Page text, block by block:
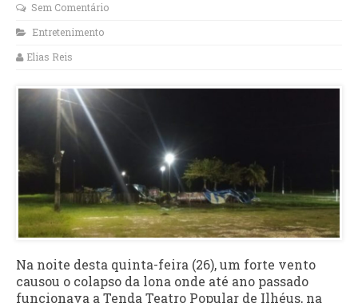
Sem Comentário
Entretenimento
Elias Reis
Na noite desta quinta-feira (26), um forte vento
causou o colapso da lona onde até ano passado
funcionava a Tenda Teatro Popular de Ilhéus, na